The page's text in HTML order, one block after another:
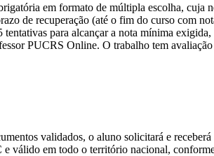
em formato de múltipla escolha, cuja
de recuperação (até o fim do curso com
para alcançar a nota mínima
PUCRS Online. O trabalho tem
validados, o aluno solicitará e
válido em todo o território nacional,